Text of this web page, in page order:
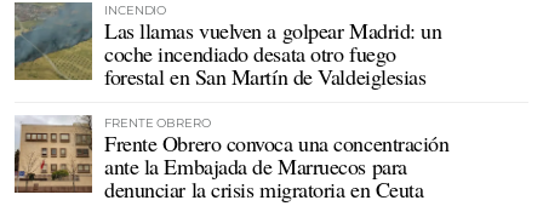
INCENDIO
Las llamas vuelven a golpear Madrid: un
coche incendiado desata otro fuego
forestal en San Martín de Valdeiglesias
FRENTE OBRERO
Frente Obrero convoca una concentración
ante la Embajada de Marruecos para
denunciar la crisis migratoria en Ceuta